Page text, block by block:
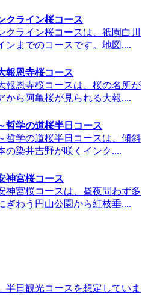
クライン桜コース
クライン桜コースは、祇園白川
ンまでのコースです。地図....
報恩寺桜コース
報恩寺桜コースは、桜の名所が
から阿亀桜が見られる大報....
哲学の道桜半日コース
哲学の道桜半日コースは、傾斜
の染井吉野が咲くインク....
神宮桜コース
神宮桜コースは、昼夜問わず多
ぎわう円山公園から紅枝垂....
半日観光コースを想定していま